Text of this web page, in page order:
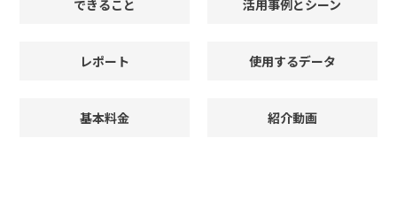
できること 活用事例とシーン
レポート 使用するデータ
基本料金 紹介動画